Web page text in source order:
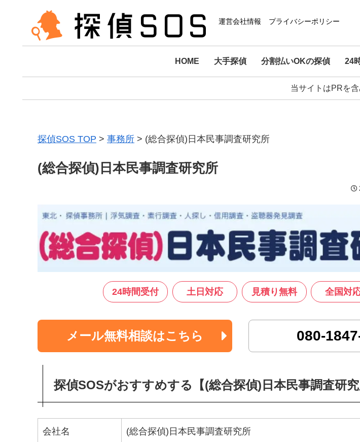
運営会社情報 プライバシーポリシー
HOME 大手探偵 分割払いOKの探偵 24
当サイトはPRを含
探偵SOS TOP > 事務所 > (総合探偵)日本民事調査研究所
(総合探偵)日本民事調査研究所
24時間受付 土日対応 見積り無料 全国対
メール無料相談はこちら 080-
探偵SOSがおすすめする【(総合探偵)日本民事調査研究
会社名 (総合探偵)日本民事調査研究所